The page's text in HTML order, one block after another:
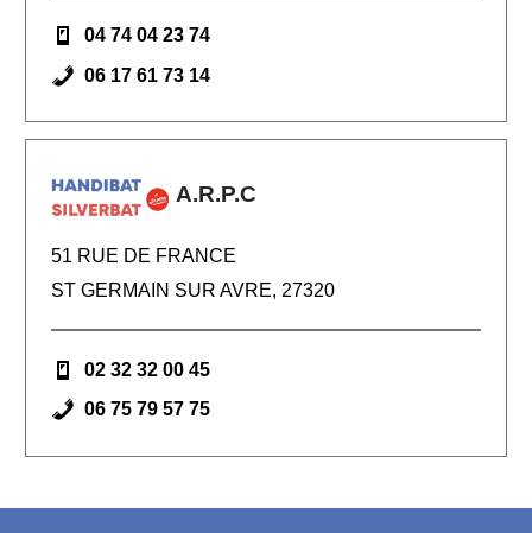
04 74 04 23 74
06 17 61 73 14
A.R.P.C
51 RUE DE FRANCE
ST GERMAIN SUR AVRE, 27320
02 32 32 00 45
06 75 79 57 75